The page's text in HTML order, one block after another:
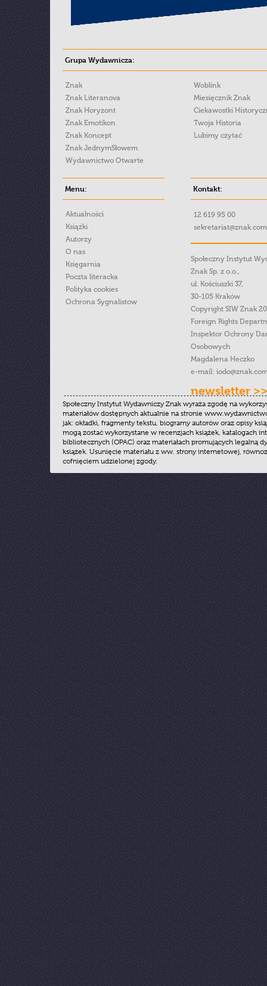
Grupa Wydawnicza:
Znak
Znak Literanova
Znak Horyzont
Znak Emotikon
Znak Koncept
Znak JednymSłowem
Wydawnictwo Otwarte
Woblink
Miesięcznik Znak
Ciekawostki
Twoja Historia
Lubimy czytać
Menu:
Aktualności
Książki
Autorzy
O nas
Księgarnia
Poczta literacka
Polityka cookies
Ochrona Sygnalistow
Kontakt:
12 619 95 00
Społeczny Instytut
Znak Sp. z o.o.,
ul. Kościuszki 37,
30-105 Kraków
Copyright SIW Znak
Foreign Rights
Inspektor Ochrony
Osobowych
Magdalena Heczko
e-mail:
newsletter >>
Społeczny Instytut Wydawniczy Znak wyraża zgodę na
materiałów dostępnych aktualnie na stronie
jak: okładki, fragmenty tekstu, biogramy autorów oraz opisy
mogą zostać wykorzystane w recenzjach książek, katalogach
bibliotecznych (OPAC) oraz materiałach promujących legalną
książek. Usunięcie materiału z ww. strony internetowej,
cofnięciem udzielonej zgody.